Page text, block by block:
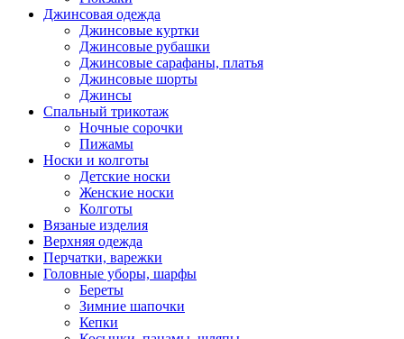
Джинсовая одежда
Джинсовые куртки
Джинсовые рубашки
Джинсовые сарафаны, платья
Джинсовые шорты
Джинсы
Спальный трикотаж
Ночные сорочки
Пижамы
Носки и колготы
Детские носки
Женские носки
Колготы
Вязаные изделия
Верхняя одежда
Перчатки, варежки
Головные уборы, шарфы
Береты
Зимние шапочки
Кепки